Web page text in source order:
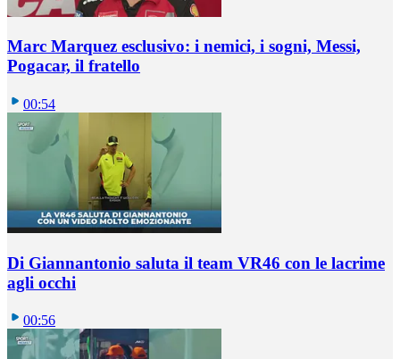
Marc Marquez esclusivo: i nemici, i sogni, Messi,
Pogacar, il fratello
00:54
Di Giannantonio saluta il team VR46 con le lacrime
agli occhi
00:56